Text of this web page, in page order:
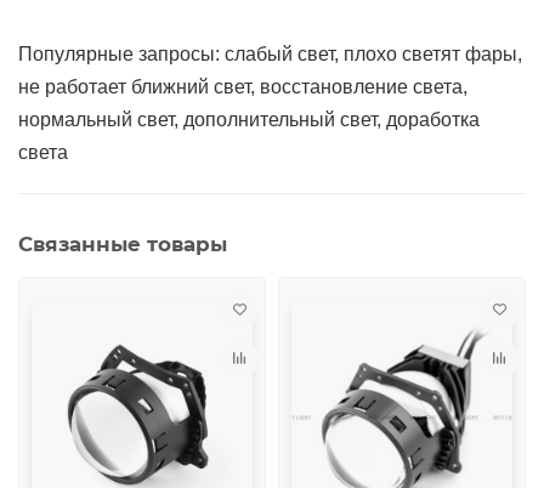
Популярные запросы: слабый свет, плохо светят фары,
не работает ближний свет, восстановление света,
нормальный свет, дополнительный свет, доработка
света
Связанные товары